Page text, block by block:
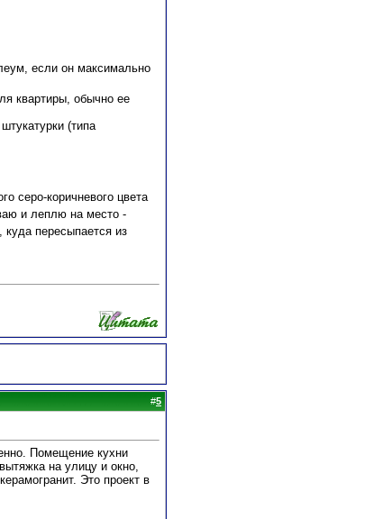
если он максимально
квартиры, обычно ее
(типа
серо-коричневого цвета
и леплю на место -
пересыпается из
#5
Помещение кухни
на улицу и окно,
Это проект в